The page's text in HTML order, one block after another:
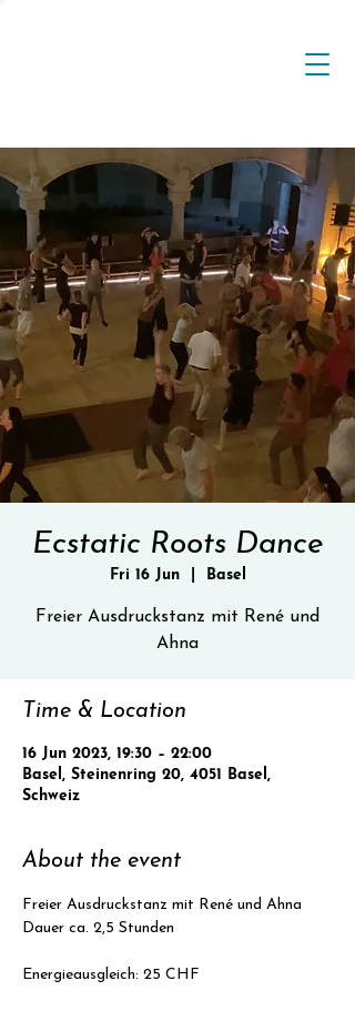
Ecstatic Roots Dance
Fri 16 Jun
  |
Basel
Freier Ausdruckstanz mit René und
Ahna
Time & Location
16 Jun 2023, 19:30 – 22:00
Basel, Steinenring 20, 4051 Basel,
Schweiz
About the event
Freier Ausdruckstanz mit René und Ahna
Dauer ca. 2,5 Stunden
Energieausgleich: 25 CHF